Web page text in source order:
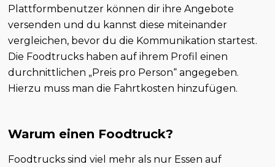
Plattformbenutzer können dir ihre Angebote
versenden und du kannst diese miteinander
vergleichen, bevor du die Kommunikation startest.
Die Foodtrucks haben auf ihrem Profil einen
durchnittlichen „Preis pro Person“ angegeben.
Hierzu muss man die Fahrtkosten hinzufügen.
Warum einen Foodtruck?
Foodtrucks sind viel mehr als nur Essen auf